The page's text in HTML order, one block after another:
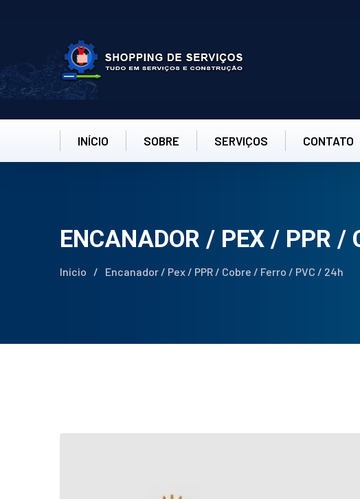
INÍCIO SOBRE SERVIÇOS CONTATO
ENCANADOR / PEX / PPR /
Início / Encanador / Pex / PPR / Cobre / Ferro / PVC / 24h